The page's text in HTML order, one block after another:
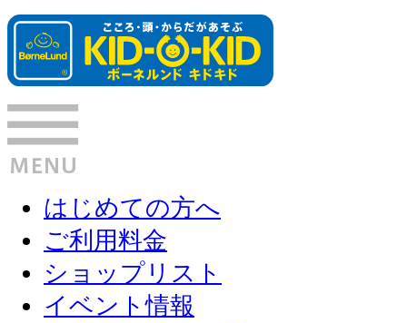
はじめての方へ
ご利用料金
ショップリスト
イベント情報